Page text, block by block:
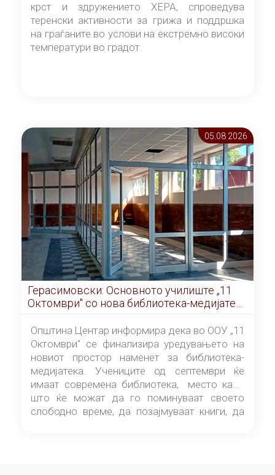
крст и здружението ХЕРА, спроведува
теренски активности за грижа и поддршка
на граѓаните во услови на екстремно високи
температури во градот.
05.08 2026
Герасимовски: Основното училиште „11
Октомври" со нова библиотека-медијатека
од септември
Општина Центар информира дека во ООУ „11
Октомври" се финализира уредувањето на
новиот простор наменет за библиотека-
медијатека. Учениците од септември ќе
имаат современа библиотека, место каде
што ќе можат да го поминуваат своето
слободно време, да позајмуваат книги, да